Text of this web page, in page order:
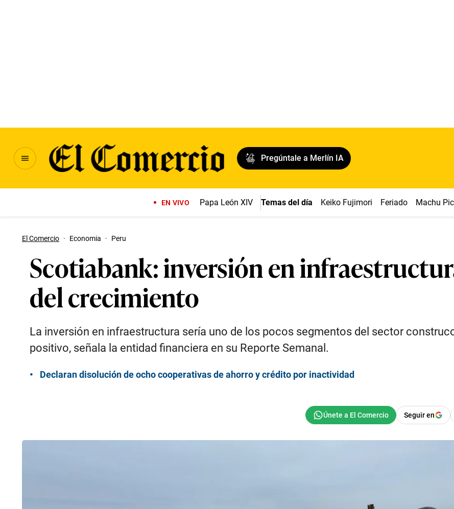
Pregúntale a Merlín IA
EN VIVO Papa León XIV Temas del día Keiko Fujimori Feriado Machu
El Comercio · Economia · Peru
Scotiabank: inversión en
del crecimiento
La inversión en infraestructura sería uno de los pocos segmentos del sector
positivo, señala la entidad financiera en su Reporte Semanal.
Declaran disolución de ocho cooperativas de ahorro y crédito por inactividad
Seguir en